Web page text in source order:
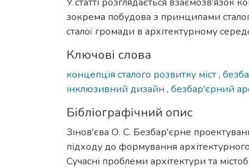
зокрема побудова з принципами
сталої громади в архітектурному
Ключові слова
концепція сталого розвитку міст,
інклюзивний дизайн , безбар'єрний
Бібліографічний опис
Зінов'єва О. С. Безбар'єрне
підходу до формування
Сучасні проблеми архітектури та